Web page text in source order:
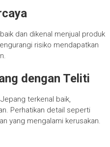
dan dikenal menjual produk
risiko mendapatkan
dengan Teliti
terkenal baik,
Perhatikan detail seperti
yang mengalami kerusakan.